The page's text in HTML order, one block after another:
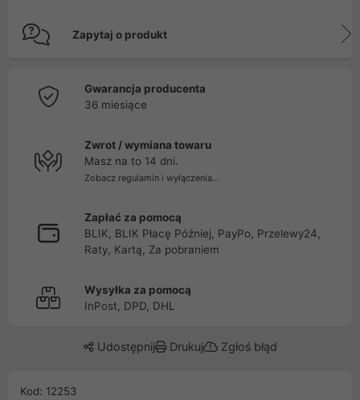
Zapytaj o produkt
Gwarancja producenta
36 miesiące
Zwrot / wymiana towaru
Masz na to 14 dni.
Zobacz regulamin i wyłączenia...
Zapłać za pomocą
BLIK, BLIK Płacę Później, PayPo, Przelewy24,
Raty, Kartą, Za pobraniem
Wysyłka za pomocą
InPost, DPD, DHL
Udostępnij Drukuj Zgłoś błąd
Kod: 12253